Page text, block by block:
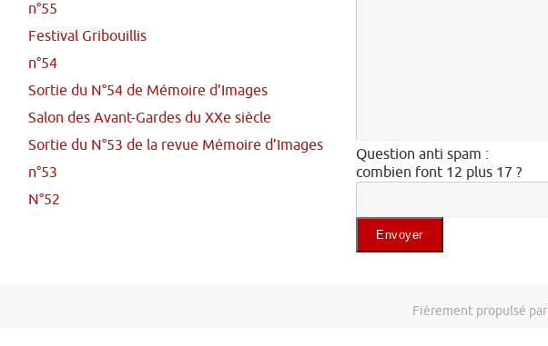
n°55
Festival Gribouillis
n°54
Sortie du N°54 de Mémoire d’Images
Salon des Avant-Gardes du XXe siècle
Sortie du N°53 de la revue Mémoire d’Images
n°53
N°52
Question anti spam :
combien font 12 plus 17 ?
Fièrement propulsé par